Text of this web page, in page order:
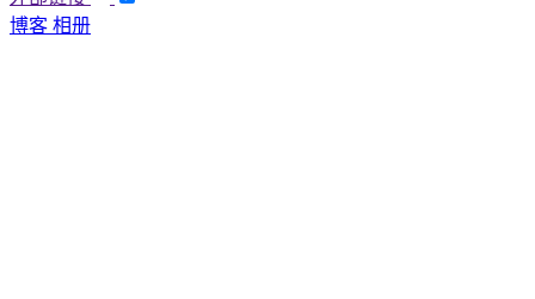
博客 相册